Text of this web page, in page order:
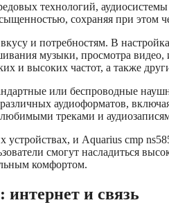
технологий,
сохраняя при этом
и потребностям. В
музыки, просмотра видео,
и высоких частот, а также
или беспроводные
аудиоформатов,
треками и
устройствах, и Aquarius cmp
смогут насладиться
комфортом.
и связь